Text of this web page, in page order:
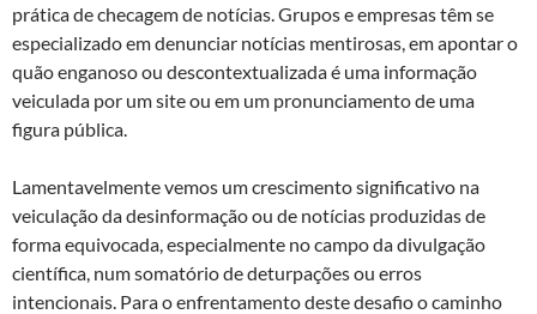
prática de checagem de notícias. Grupos e empresas têm se
especializado em denunciar notícias mentirosas, em apontar o
quão enganoso ou descontextualizada é uma informação
veiculada por um site ou em um pronunciamento de uma
figura pública.
Lamentavelmente vemos um crescimento significativo na
veiculação da desinformação ou de notícias produzidas de
forma equivocada, especialmente no campo da divulgação
científica, num somatório de deturpações ou erros
intencionais. Para o enfrentamento deste desafio o caminho